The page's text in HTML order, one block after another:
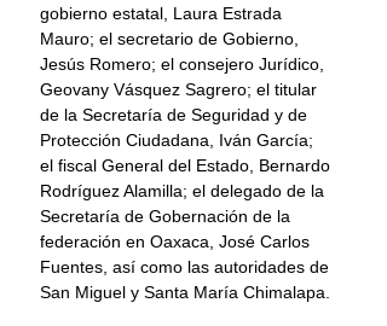
gobierno estatal, Laura Estrada
Mauro; el secretario de Gobierno,
Jesús Romero; el consejero Jurídico,
Geovany Vásquez Sagrero; el titular
de la Secretaría de Seguridad y de
Protección Ciudadana, Iván García;
el fiscal General del Estado, Bernardo
Rodríguez Alamilla; el delegado de la
Secretaría de Gobernación de la
federación en Oaxaca, José Carlos
Fuentes, así como las autoridades de
San Miguel y Santa María Chimalapa.